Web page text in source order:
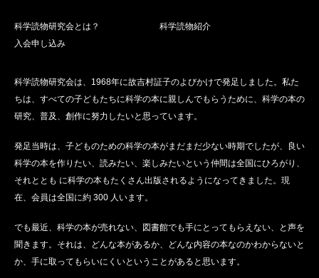
科学読物研究会とは？
科学読物紹介
入会申し込み
科学読物研究会は、1968年に故吉村証子のよびかけで発足しました。私た
ちは、すべての子どもたちに科学の本に親しんでもらうために、科学の本の
研究、普及、創作に努力したいと思っています。
発足当時は、子どものための科学の本がまだまだ少ない時期でしたが、良い
科学の本を作りたい、読みたい、楽しみたいという仲間は全国にひろがり、
それととも に科学の本もたくさん出版されるようになってきました。現
在、会員は全国に約 300 人います。
でも最近、科学の本が売れない、図書館でも手にとってもらえない、と声を
聞きます。それは、どんな本があるか、どんな内容の本なのかわからないと
か、手に取ってもらいにくいということがあると思います。